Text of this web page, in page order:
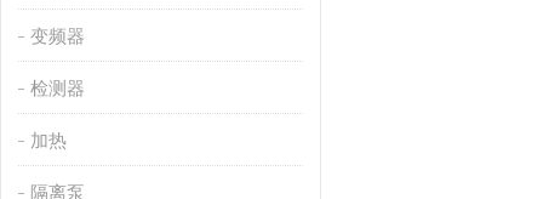
变频器
检测器
加热
隔离泵